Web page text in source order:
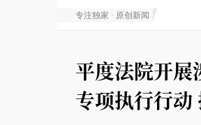
专注独家 · 原创新闻
平度法院开
专项执行行